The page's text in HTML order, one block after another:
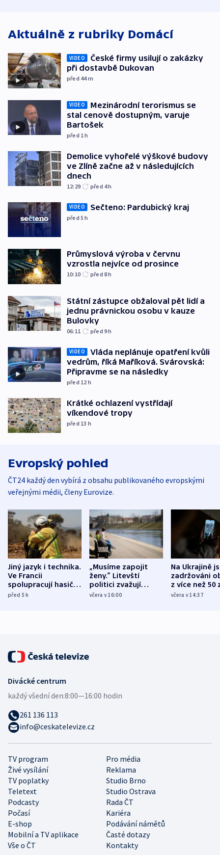
Aktuálně z rubriky Domácí
VIDEO
České firmy usilují o zakázky
při dostavbě Dukovan
před 44m
VIDEO
Mezinárodní terorismus se
stal cenově dostupným, varuje
Bartošek
před 1h
Demolice vyhořelé výškové budovy
ve Zlíně začne až v následujících
dnech
12:29 před 4h
VIDEO Sečteno: Pardubický kraj
před 5h
Průmyslová výroba v červnu
vzrostla nejvíce od prosince
10:10 před 8h
Státní zástupce obžaloval pět lidí a
jednu právnickou osobu v kauze
Bulovky
06:11 před 9h
VIDEO
Vláda neplánuje opatření kvůli
vedrům, říká Maříková. Svárovská:
Připravme se na následky
před 12 h
Krátké ochlazení vystřídají
víkendové tropy
před 13 h
Evropský pohled
ČT24 každý den vybírá z obsahu publikovaného evropskými
veřejnými médii, členy Eurovize.
Jiný jazyk i technika.
Ve Francii
spolupracují hasiči z
různých zemí
před 5h
„Musíme zapojit
ženy.“ Litevští
politici zvažují
dohodu o
včera v 16:00
Na Ukrajině
zadržováni
z více než 50
Bojovali na
včera v 14:37
TV program
Pro média
Živé vysílání
Reklama
TV poplatky
Studio Brno
Teletext
Studio Ostrava
Podcasty
Rada ČT
Počasí
Kariéra
E-shop
Podávání námětů
Mobilní a TV aplikace
Časté dotazy
Vše o ČT
Kontakty
Divácké centrum
každý všední den:8:00—16:00 hodin
261 136 113
info@ceskatelevize.cz